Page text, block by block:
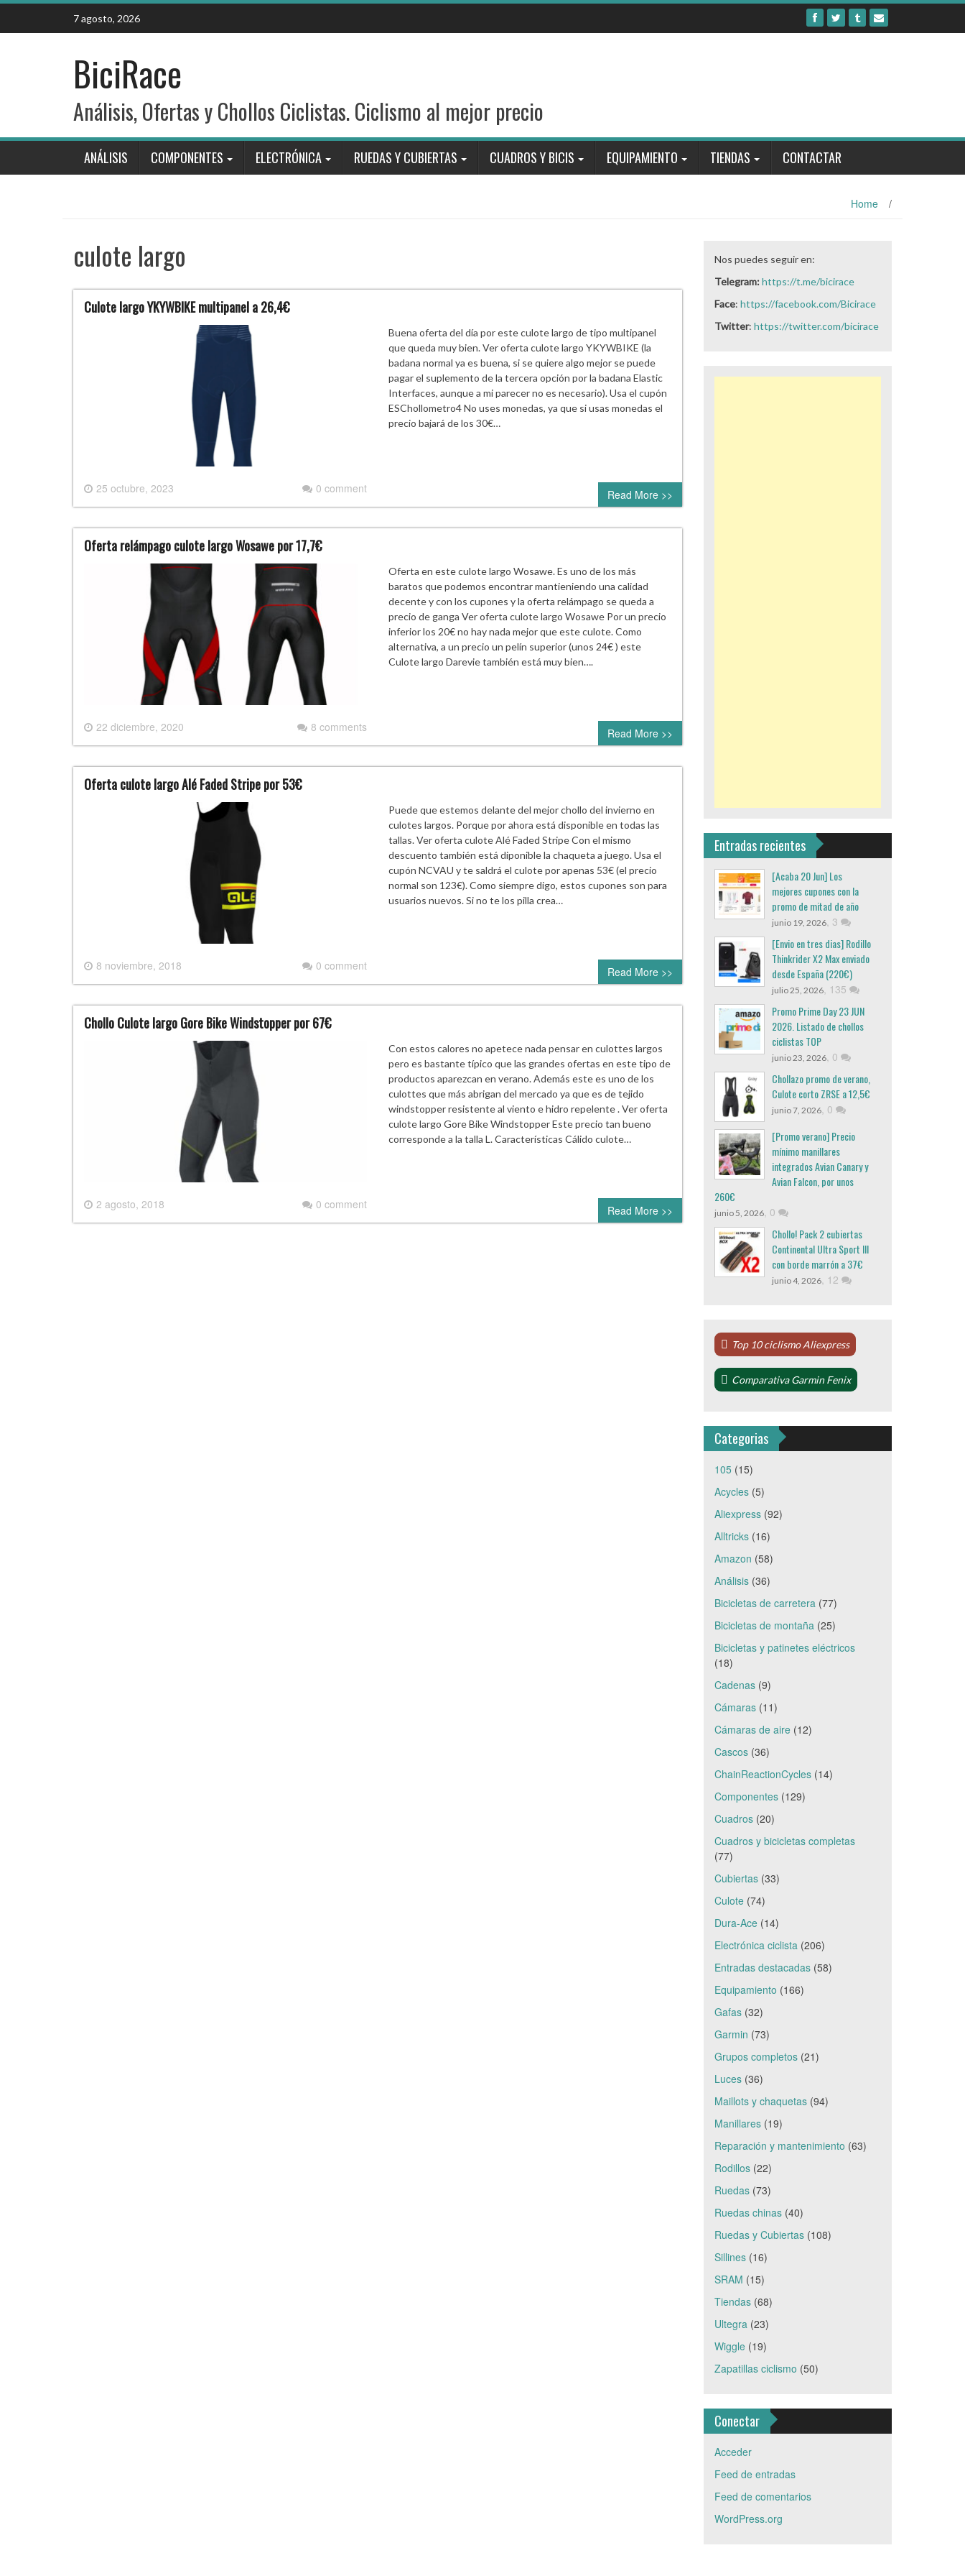
Skip
content
7 agosto, 2026
BiciRace
Análisis, Ofertas y Chollos Ciclistas. Ciclismo al mejor precio
ANÁLISIS COMPONENTES ELECTRÓNICA RUEDAS Y CUBIERTAS CUADROS Y BICIS EQUIPAMIENTO TIENDAS CONTACTAR
Home /
culote largo
Culote largo YKYWBIKE multipanel a 26,4€
25 octubre, 2023 0 comment
Buena oferta del día por este culote largo de tipo multipanel
que queda muy bien. Ver oferta culote largo YKYWBIKE (la
badana normal ya es buena, si se quiere algo mejor se puede
pagar el suplemento de la tercera opción por la badana Elastic
Interfaces, aunque a mi parecer no es necesario). Usa el cupón
ESChollometro4 No uses monedas, ya que si usas monedas el
precio bajará de los 30€…
Read More >>
Oferta relámpago culote largo Wosawe por 17,7€
22 diciembre, 2020 8 comments
Oferta en este culote largo Wosawe. Es uno de los más
baratos que podemos encontrar mantieniendo una calidad
decente y con los cupones y la oferta relámpago se queda a
precio de ganga Ver oferta culote largo Wosawe Por un precio
inferior los 20€ no hay nada mejor que este culote. Como
alternativa, a un precio un pelín superior (unos 24€ ) este
Culote largo Darevie también está muy bien….
Read More >>
Oferta culote largo Alé Faded Stripe por 53€
8 noviembre, 2018 0 comment
Puede que estemos delante del mejor chollo del invierno en
culotes largos. Porque por ahora está disponible en todas las
tallas. Ver oferta culote Alé Faded Stripe Con el mismo
descuento también está diponible la chaqueta a juego. Usa el
cupón NCVAU y te saldrá el culote por apenas 53€ (el precio
normal son 123€). Como siempre digo, estos cupones son para
usuarios nuevos. Si no te los pilla crea…
Read More >>
Chollo Culote largo Gore Bike Windstopper por 67€
2 agosto, 2018 0 comment
Con estos calores no apetece nada pensar en culottes largos
pero es bastante típico que las grandes ofertas en este tipo de
productos aparezcan en verano. Además este es uno de los
culottes que más abrigan del mercado ya que es de tejido
windstopper resistente al viento e hidro repelente . Ver oferta
culote largo Gore Bike Windstopper Este precio tan bueno
corresponde a la talla L. Características Cálido culote…
Read More >>
Nos puedes seguir en:
Telegram:https://t.me/bicirace
Face: https://facebook.com/Bicirace
Twitter: https://twitter.com/bicirace
Entradas recientes
[Acaba 20 Jun] Los
mejores cupones con la
promo de mitad de año
junio 19, 2026, 3
[Envio en tres dias] Rodillo
Thinkrider X2 Max enviado
desde España (220€)
julio 25, 2026, 135
Promo Prime Day 23 JUN
2026. Listado de chollos
ciclistas TOP
junio 23, 2026, 0
Chollazo promo de verano,
Culote corto ZRSE a 12,5€
junio 7, 2026, 0
[Promo verano] Precio
mínimo manillares
integrados Avian Canary y
Avian Falcon, por unos
260€
junio 5, 2026, 0
Chollo! Pack 2 cubiertas
Continental Ultra Sport III
con borde marrón a 37€
junio 4, 2026, 12
Top 10 ciclismo Aliexpress
Comparativa Garmin Fenix
Categorias
105(15)
Acycles(5)
Aliexpress(92)
Alltricks(16)
Amazon (58)
Análisis(36)
Bicicletas de carretera(77)
Bicicletas de montaña(25)
Bicicletas y patinetes eléctricos
(18)
Cadenas(9)
Cámaras(11)
Cámaras de aire(12)
Cascos(36)
ChainReactionCycles(14)
Componentes(129)
Cuadros(20)
Cuadros y bicicletas completas
(77)
Cubiertas(33)
Culote(74)
Dura-Ace(14)
Electrónica ciclista(206)
Entradas destacadas(58)
Equipamiento (166)
Gafas(32)
Garmin (73)
Grupos completos(21)
Luces(36)
Maillots y chaquetas(94)
Manillares(19)
Reparación y mantenimiento (63)
Rodillos(22)
Ruedas(73)
Ruedas chinas(40)
Ruedas y Cubiertas(108)
Sillines(16)
SRAM (15)
Tiendas(68)
Ultegra(23)
Wiggle(19)
Zapatillas ciclismo (50)
Conectar
Acceder
Feed de entradas
Feed de comentarios
WordPress.org